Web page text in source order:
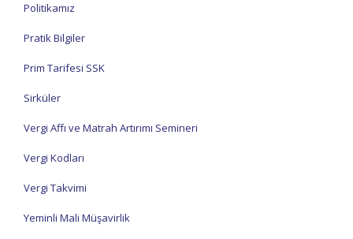
Politikamız
Pratik Bilgiler
Prim Tarifesi SSK
Sirküler
Vergi Affı ve Matrah Artırımı Semineri
Vergi Kodları
Vergi Takvimi
Yeminli Mali Müşavirlik